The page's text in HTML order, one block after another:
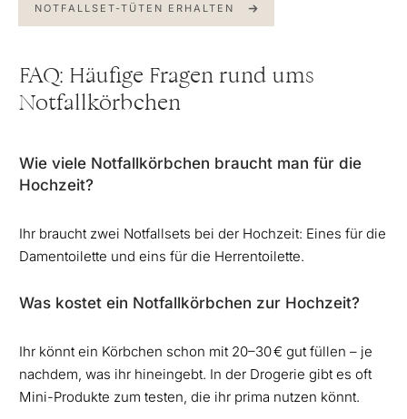
NOTFALLSET-TÜTEN ERHALTEN
FAQ: Häufige Fragen rund ums
Notfallkörbchen
Wie viele Notfallkörbchen braucht man für die
Hochzeit?
Ihr braucht zwei Notfallsets bei der Hochzeit: Eines für die
Damentoilette und eins für die Herrentoilette.
Was kostet ein Notfallkörbchen zur Hochzeit?
Ihr könnt ein Körbchen schon mit 20–30 € gut füllen – je
nachdem, was ihr hineingebt. In der Drogerie gibt es oft
Mini-Produkte zum testen, die ihr prima nutzen könnt.